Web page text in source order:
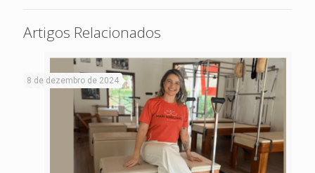
Artigos Relacionados
8 de dezembro de 2024